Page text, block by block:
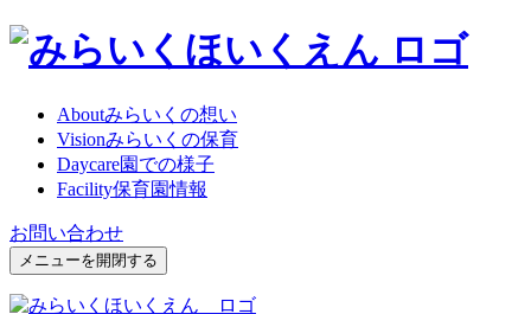
Aboutみらいくの想い
Visionみらいくの保育
Daycare園での様子
Facility保育園情報
お問い合わせ
メニューを開閉する